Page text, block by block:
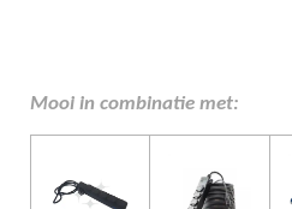
Mooi in combinatie met: